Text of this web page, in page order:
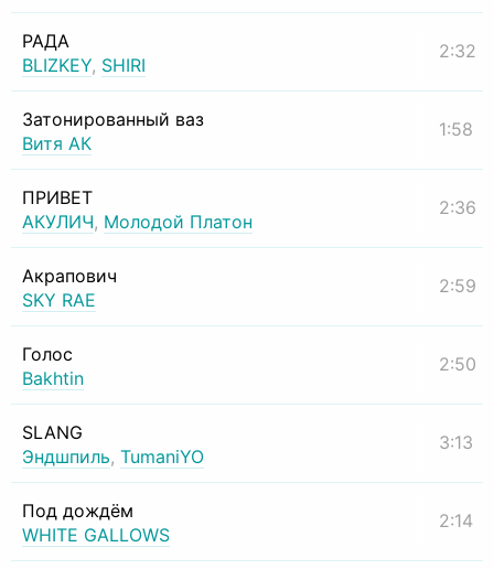
РАДА
BLIZKEY, SHIRI
2:32
Затонированный ваз
Витя АК
1:58
ПРИВЕТ
АКУЛИЧ, Молодой Платон
2:36
Акрапович
SKY RAE
2:59
Голос
Bakhtin
2:50
SLANG
Эндшпиль, TumaniYO
3:13
Под дождём
WHITE GALLOWS
2:14